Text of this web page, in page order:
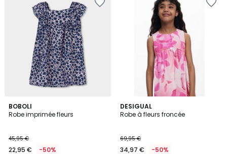
BOBOLI
Robe imprimée fleurs
45,95 €
22,95 € -50%
DESIGUAL
Robe à fleurs froncée
69,95 €
34,97 € -50%